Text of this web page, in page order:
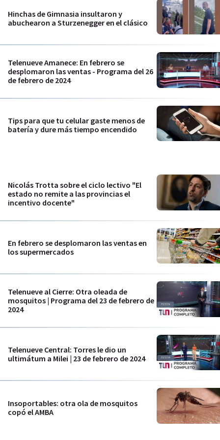
Hinchas de Gimnasia insultaron y
abuchearon a Sturzenegger en el clásico
Telenueve Amanece: En febrero se
desplomaron las ventas - Programa del 26
de febrero de 2024
Tips para que tu celular gaste menos de
batería y dure más tiempo encendido
Nicolás Trotta sobre el ciclo lectivo "El
estado no remite a las provincias el
incentivo docente"
En febrero se desplomaron las ventas en
los supermercados
Telenueve al Cierre: Otra oleada de
mosquitos | Programa del 23 de febrero de
2024
Telenueve Central: Torres le dio un
ultimátum a Milei | 23 de febrero de 2024
Insoportables: otra ola de mosquitos
copó el AMBA